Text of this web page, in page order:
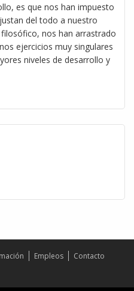
es que nos han impuesto
del todo a nuestro
nos han arrastrado
ejercicios muy singulares
niveles de desarrollo y
Empleos
Contacto